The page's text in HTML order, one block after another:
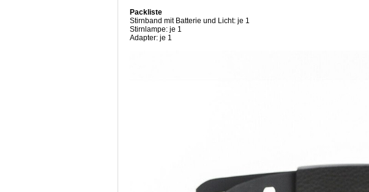
Packliste
Stirnband mit Batterie und Licht: je 1
Stirnlampe: je 1
Adapter: je 1